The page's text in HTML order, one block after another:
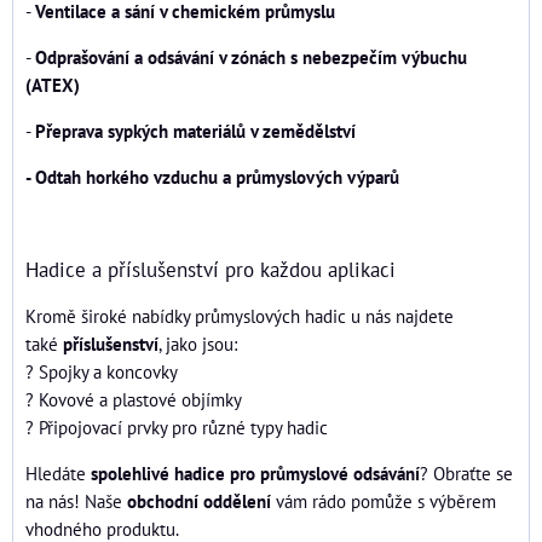
-Ventilace a sání v chemickém průmyslu
-Odprašování a odsávání v zónách s nebezpečím výbuchu
(ATEX)
-Přeprava sypkých materiálů v zemědělství
- Odtah horkého vzduchu a průmyslových výparů
Hadice a příslušenství pro každou aplikaci
Kromě široké nabídky průmyslových hadic u nás najdete
také příslušenství, jako jsou:
? Spojky a koncovky
? Kovové a plastové objímky
? Připojovací prvky pro různé typy hadic
Hledáte spolehlivé hadice pro průmyslové odsávání? Obraťte se
na nás! Naše obchodní oddělení vám rádo pomůže s výběrem
vhodného produktu.